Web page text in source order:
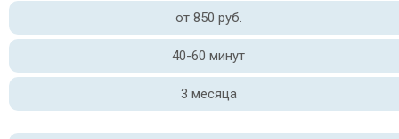
от 850 руб.
40-60 минут
3 месяца